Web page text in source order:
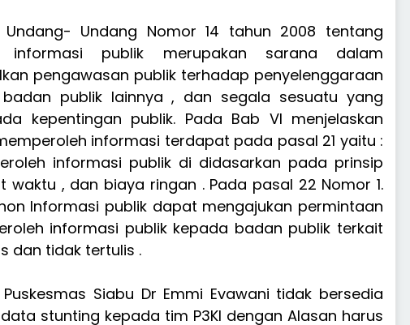
Undang- Undang Nomor 14 tahun 2008 tentang
informasi publik merupakan sarana dalam
pengawasan publik terhadap penyelenggaraan
publik lainnya , dan segala sesuatu yang
kepentingan publik. Pada Bab VI menjelaskan
informasi terdapat pada pasal 21 yaitu :
informasi publik di didasarkan pada prinsip
waktu , dan biaya ringan . Pada pasal 22 Nomor 1.
Informasi publik dapat mengajukan permintaan
informasi publik kepada badan publik terkait
dan tidak tertulis .
Puskesmas Siabu Dr Emmi Evawani tidak bersedia
stunting kepada tim P3KI dengan Alasan harus